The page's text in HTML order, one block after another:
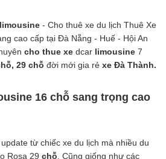
- Cho thuê xe du lịch Thuê Xe
cao cấp tại Đà Nẵng - Huế - Hội An
cho thue xe dcar limousine 7
29 chỗ đời mới gia rẻ xe Đà Thành.
16 chỗ sang trọng cao
từ chiếc xe du lịch mà nhiều du
Rosa 29 chỗ . Cũng giống như các